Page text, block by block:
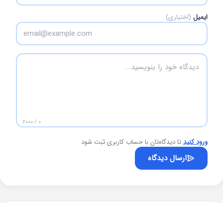
ایمیل (اختیاری)
۰ / ۲۰۰۰
ورود کنیدتا دیدگاه‌تان با حساب کاربری ثبت شود
ارسال دیدگاه